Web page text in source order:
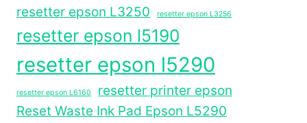
resetter epson L3250 resetter epson L3256
resetter epson l5190
resetter epson l5290
resetter epson L6160
resetter printer epson
Reset Waste Ink Pad Epson L5290